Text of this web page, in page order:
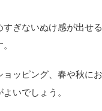
ぎないぬけ感が出せる
ッピング、春や秋にお
いでしょう。